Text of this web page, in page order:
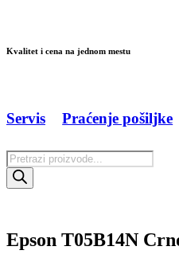
Kvalitet i cena na jednom mestu
Products
search
Servis Praćenje pošiljke
Epson T05B14N